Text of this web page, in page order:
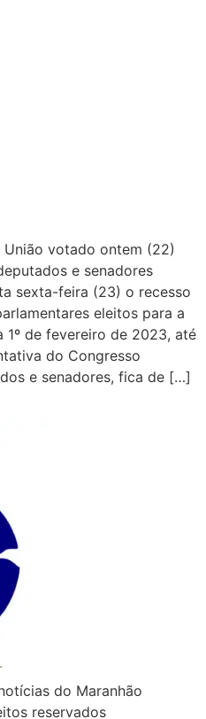
votado ontem (22)
e senadores
sexta-feira (23) o recesso
eleitos para a
1º de fevereiro de 2023, até
do Congresso
e senadores, fica de […]
do Maranhão
reservados